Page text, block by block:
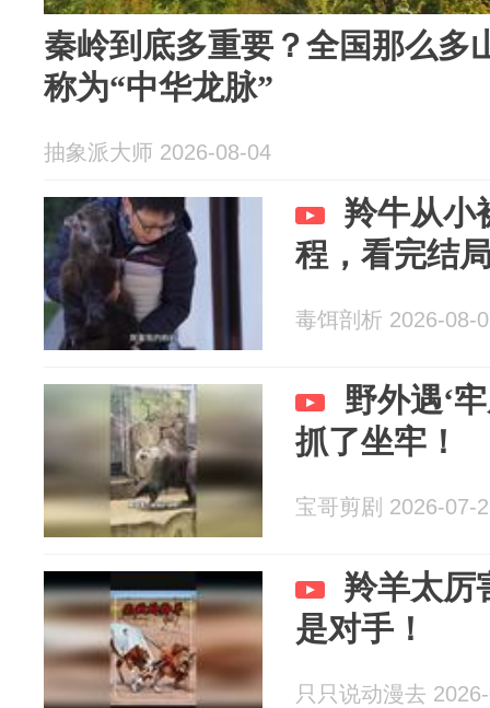
秦岭到底多重要？全国那么多
称为“中华龙脉”
抽象派大师 2026-08-04
羚牛从小
程，看完结
毒饵剖析 2026-08-
野外遇‘
抓了坐牢！
宝哥剪剧 2026-07-
羚羊太厉
是对手！
只只说动漫去